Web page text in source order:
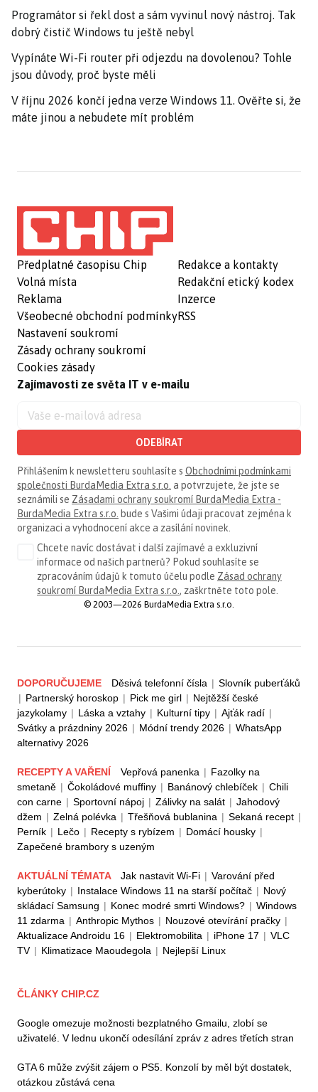
Programátor si řekl dost a sám vyvinul nový nástroj. Tak
dobrý čistič Windows tu ještě nebyl
Vypínáte Wi-Fi router při odjezdu na dovolenou? Tohle
jsou důvody, proč byste měli
V říjnu 2026 končí jedna verze Windows 11. Ověřte si, že
máte jinou a nebudete mít problém
Předplatné časopisu Chip
Volná místa
Reklama
Všeobecné obchodní podmínky
Nastavení soukromí
Zásady ochrany soukromí
Cookies zásady
Redakce a kontakty
Redakční etický kodex
Inzerce
RSS
Zajímavosti ze světa IT v e-mailu
ODEBÍRAT
Přihlášením k newsletteru souhlasíte s Obchodními podmínkami
společnosti BurdaMedia Extra s.r.o. a potvrzujete, že jste se
seznámili se Zásadami ochrany soukromí BurdaMedia Extra -
BurdaMedia Extra s.r.o. bude s Vašimi údaji pracovat zejména k
organizaci a vyhodnocení akce a zasílání novinek.
Chcete navíc dostávat i další zajímavé a exkluzivní
informace od našich partnerů? Pokud souhlasíte se
zpracováním údajů k tomuto účelu podle Zásad ochrany
soukromí BurdaMedia Extra s.r.o., zaškrtněte toto pole.
© 2003—2026 BurdaMedia Extra s.r.o.
DOPORUČUJEME Děsivá telefonní čísla | Slovník puberťáků
| Partnerský horoskop | Pick me girl | Nejtěžší české
jazykolamy | Láska a vztahy | Kulturní tipy | Ajťák radí |
Svátky a prázdniny 2026 | Módní trendy 2026 | WhatsApp
alternativy 2026
RECEPTY A VAŘENÍ Vepřová panenka | Fazolky na
smetaně | Čokoládové muffiny | Banánový chlebíček | Chili
con carne | Sportovní nápoj | Zálivky na salát | Jahodový
džem | Zelná polévka | Třešňová bublanina | Sekaná recept |
Perník | Lečo | Recepty s rybízem | Domácí housky |
Zapečené brambory s uzeným
AKTUÁLNÍ TÉMATA Jak nastavit Wi-Fi | Varování před
kyberútoky | Instalace Windows 11 na starší počítač | Nový
skládací Samsung | Konec modré smrti Windows? | Windows
11 zdarma | Anthropic Mythos | Nouzové otevírání pračky |
Aktualizace Androidu 16 | Elektromobilita | iPhone 17 | VLC
TV | Klimatizace Maoudegola | Nejlepší Linux
ČLÁNKY CHIP.CZ
Google omezuje možnosti bezplatného Gmailu, zlobí se
uživatelé. V lednu ukončí odesílání zpráv z adres třetích stran
GTA 6 může zvýšit zájem o PS5. Konzolí by měl být dostatek,
otázkou zůstává cena